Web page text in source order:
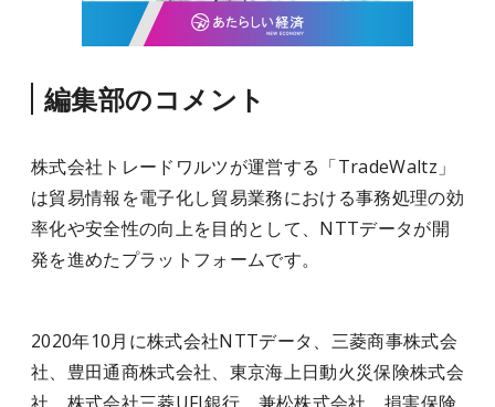
編集部のコメント
株式会社トレードワルツが運営する「TradeWaltz」
は貿易情報を電子化し貿易業務における事務処理の効
率化や安全性の向上を目的として、NTTデータが開
発を進めたプラットフォームです。
2020年10月に株式会社NTTデータ、三菱商事株式会
社、豊田通商株式会社、東京海上日動火災保険株式会